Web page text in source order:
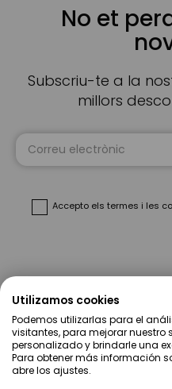
No et
Subscriu-te a la
millors
Accepto els termes i les
Sobre Nosaltres
Ajuda
Compres
Utilizamos cookies
Podemos utilizarlas para el
visitantes, para mejorar nuestro
personalizado y brindarle una
Para obtener más información
abre los ajustes.